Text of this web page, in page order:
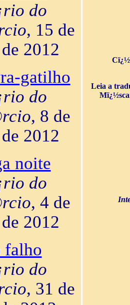
do
, 15 de
2012
gatilho
do
, 8 de
2012
noite
do
, 4 de
2012
falho
do
, 31 de
Leia a